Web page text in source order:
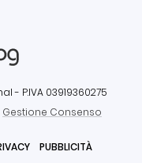
- P.IVA 03919360275
Gestione Consenso
PUBBLICITÀ